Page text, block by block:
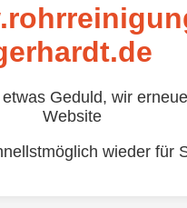
Geduld, wir
Website
wieder für